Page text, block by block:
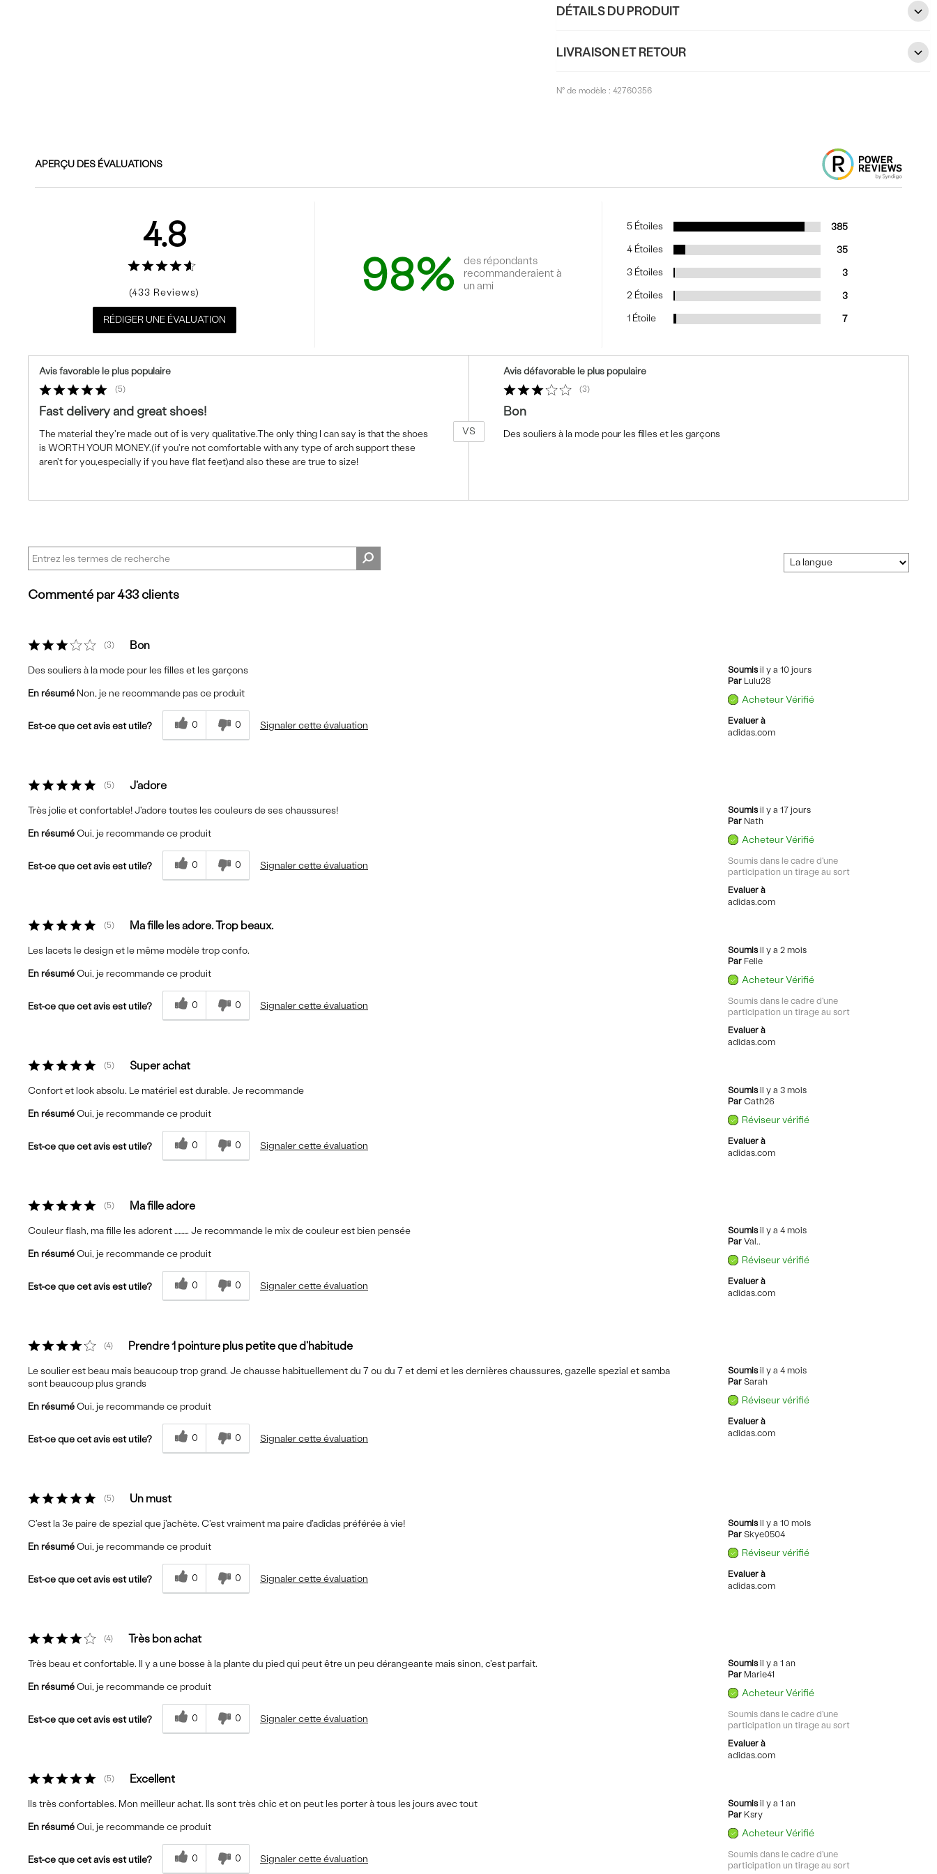
DÉTAILS DU PRODUIT
LIVRAISON ET RETOUR
N° de modèle : 42760356
APERÇU DES ÉVALUATIONS
4.8
433
RÉDIGER UNE ÉVALUATION
98%
des répondants
recommanderaient à
un ami
5 Étoiles 385
4 Étoiles 35
3 Étoiles 3
2 Étoiles 3
1 Étoile 7
Avis favorable le plus populaire
5
Fast delivery and great shoes!
The material they're made out of is very qualitative.The only thing I can say is that the shoes
is WORTH YOUR MONEY.(if you're not comfortable with any type of arch support these
aren't for you,especially if you have flat feet)and also these are true to size!
projecteur
critiques
VS
Avis défavorable le plus populaire
3
Bon
Des souliers à la mode pour les filles et les garçons
Commenté par 433 clients
3 Bon
Soumisil y a 10 jours
Par Lulu28
Acheteur Vérifié
Evaluer à
adidas.com
Des souliers à la mode pour les filles et les garçons
En résumé Non, je ne recommande pas ce produit
Est-ce que cet avis est utile? 0 0 Signaler cette évaluation
5 J'adore
Soumisil y a 17 jours
Par Nath
Acheteur Vérifié
Soumis dans le cadre d'une
participation un tirage au sort
Evaluer à
adidas.com
Très jolie et confortable! J'adore toutes les couleurs de ses chaussures!
En résumé Oui, je recommande ce produit
Est-ce que cet avis est utile? 0 0 Signaler cette évaluation
5 Ma fille les adore. Trop beaux.
Soumisil y a 2 mois
Par Felie
Acheteur Vérifié
Soumis dans le cadre d'une
participation un tirage au sort
Evaluer à
adidas.com
Les lacets le design et le même modèle trop confo.
En résumé Oui, je recommande ce produit
Est-ce que cet avis est utile? 0 0 Signaler cette évaluation
5 Super achat
Soumisil y a 3 mois
Par Cath26
Réviseur vérifié
Evaluer à
adidas.com
Confort et look absolu. Le matériel est durable. Je recommande
En résumé Oui, je recommande ce produit
Est-ce que cet avis est utile? 0 0 Signaler cette évaluation
5 Ma fille adore
Soumisil y a 4 mois
Par Val..
Réviseur vérifié
Evaluer à
adidas.com
Couleur flash, ma fille les adorent ………. Je recommande le mix de couleur est bien pensée
En résumé Oui, je recommande ce produit
Est-ce que cet avis est utile? 0 0 Signaler cette évaluation
4 Prendre 1 pointure plus petite que d'habitude
Soumisil y a 4 mois
Par Sarah
Réviseur vérifié
Evaluer à
adidas.com
Le soulier est beau mais beaucoup trop grand. Je chausse habituellement du 7 ou du 7 et demi et les dernières chaussures, gazelle spezial et samba
sont beaucoup plus grands
En résumé Oui, je recommande ce produit
Est-ce que cet avis est utile? 0 0 Signaler cette évaluation
5 Un must
Soumisil y a 10 mois
Par Skye0504
Réviseur vérifié
Evaluer à
adidas.com
C'est la 3e paire de spezial que j'achète. C'est vraiment ma paire d'adidas préférée à vie!
En résumé Oui, je recommande ce produit
Est-ce que cet avis est utile? 0 0 Signaler cette évaluation
4 Très bon achat
Soumisil y a 1 an
Par Marie41
Acheteur Vérifié
Soumis dans le cadre d'une
participation un tirage au sort
Evaluer à
adidas.com
Très beau et confortable. Il y a une bosse à la plante du pied qui peut être un peu dérangeante mais sinon, c'est parfait.
En résumé Oui, je recommande ce produit
Est-ce que cet avis est utile? 0 0 Signaler cette évaluation
5 Excellent
Soumisil y a 1 an
Par Ksry
Acheteur Vérifié
Soumis dans le cadre d'une
participation un tirage au sort
Ils très confortables. Mon meilleur achat. Ils sont très chic et on peut les porter à tous les jours avec tout
En résumé Oui, je recommande ce produit
Est-ce que cet avis est utile? 0 0 Signaler cette évaluation